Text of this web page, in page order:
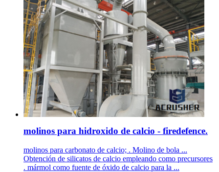
molinos para hidroxido de calcio - firedefence.
molinos para carbonato de calcio; . Molino de bola ...
Obtención de silicatos de calcio empleando como precursores
. mármol como fuente de óxido de calcio para la ...